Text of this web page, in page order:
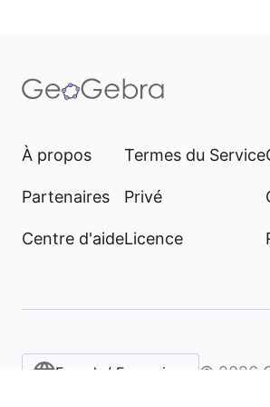
À propos
Partenaires
Centre d'aide
Termes du Service
Privé
Licence
French / Français‎ © 2026